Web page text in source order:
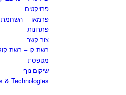
פרויקטים
פרמאון – השחמת
פתרונות
צור קשר
רשת קו – רשת
מטפסת
שיקום נוף
& Technologies